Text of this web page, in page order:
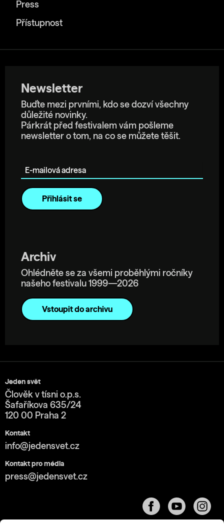
Press
Přístupnost
Newsletter
Buďte mezi prvními, kdo se dozví všechny
důležité novinky.
Párkrát před festivalem vám pošleme
newsletter o tom, na co se můžete těšit.
Archiv
Ohlédněte se za všemi proběhlými ročníky
našeho festivalu 1999—2026
Vstoupit do archivu
Jeden svět
Člověk v tísni o.p.s.
Šafaříkova 635/24
120 00 Praha 2
Kontakt
info@jedensvet.cz
Kontakt pro média
press@jedensvet.cz